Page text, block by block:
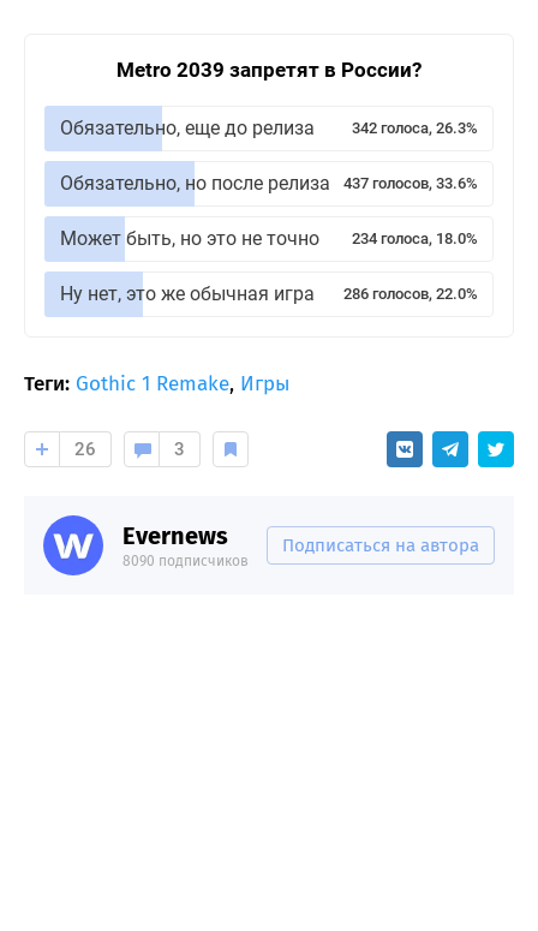
Metro 2039 запретят в России?
Обязательно, еще до релиза 342 голоса, 26.3%
Обязательно, но после релиза 437 голосов, 33.6%
Может быть, но это не точно 234 голоса, 18.0%
Ну нет, это же обычная игра 286 голосов, 22.0%
Теги: Gothic 1 Remake, Игры
26 3
Evernews
8090 подписчиков
Подписаться на автора